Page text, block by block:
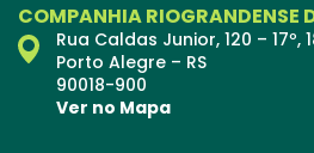
COMPANHIA RIOGRANDENSE
Rua Caldas Junior, 120 – 17º,
Porto Alegre – RS
90018-900
Ver no Mapa